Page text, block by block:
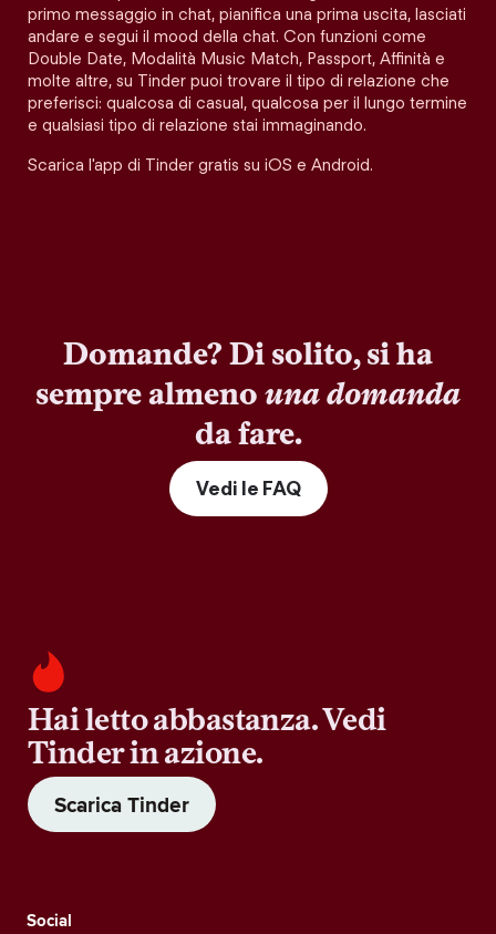
primo messaggio in chat, pianifica una prima uscita, lasciati
andare e segui il mood della chat. Con funzioni come
Double Date, Modalità Music Match, Passport, Affinità e
molte altre, su Tinder puoi trovare il tipo di relazione che
preferisci: qualcosa di casual, qualcosa per il lungo termine
e qualsiasi tipo di relazione stai immaginando.
Scarica l'app di Tinder gratis su iOS e Android.
Domande? Di solito, si ha
sempre almeno una domanda
da fare.
Vedi le FAQ
Hai letto abbastanza. Vedi
Tinder in azione.
Scarica Tinder
Social